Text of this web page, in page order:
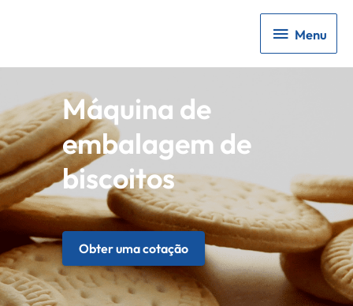
Menu
Menu
Máquina de
embalagem de
biscoitos
Obter uma cotação